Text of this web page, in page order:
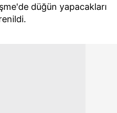
düğün yapacakları